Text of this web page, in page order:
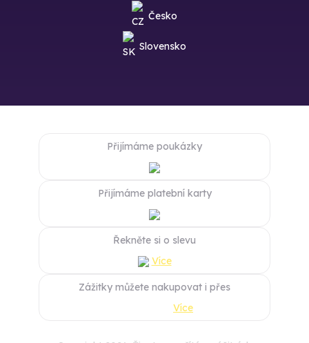
Česko
Slovensko
Přijímáme poukázky
Přijímáme platební karty
Řekněte si o slevu
Více
Zážitky můžete nakupovat i přes
Více